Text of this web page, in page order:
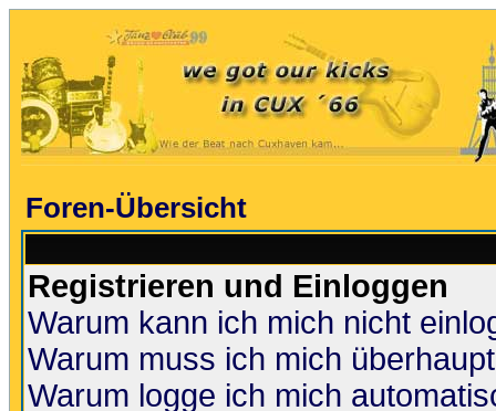
Foren-Übersicht
Registrieren und Einloggen
Warum kann ich mich nicht
Warum muss ich mich
Warum logge ich mich